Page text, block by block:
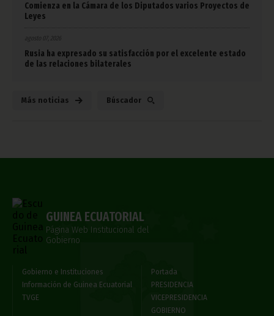
Comienza en la Cámara de los Diputados varios Proyectos de
Leyes
agosto 07, 2026
Rusia ha expresado su satisfacción por el excelente estado
de las relaciones bilaterales
Más noticias Búscador
GUINEA ECUATORIAL
Página Web Institucional del
Gobierno
Gobierno e Instituciones
Información de Guinea Ecuatorial
TVGE
Portada
PRESIDENCIA
VICEPRESIDENCIA
GOBIERNO